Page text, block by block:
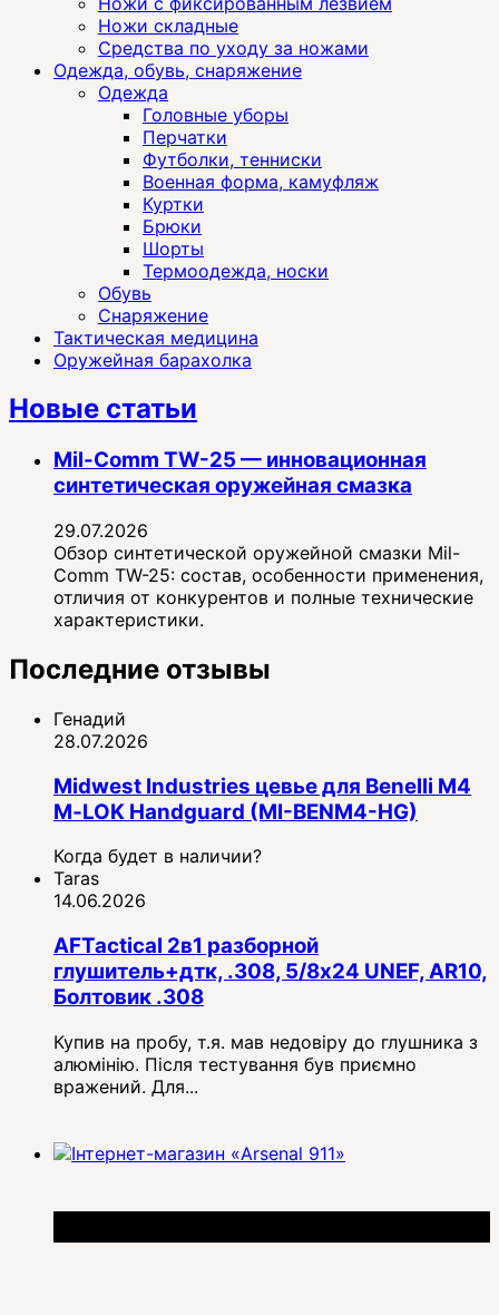
Ножи складные
Средства по уходу за ножами
Одежда, обувь, снаряжение
Одежда
Головные уборы
Перчатки
Футболки, тенниски
Военная форма, камуфляж
Куртки
Брюки
Шорты
Термоодежда, носки
Обувь
Снаряжение
Тактическая медицина
Оружейная барахолка
Новые статьи
Mil-Comm TW-25 — инновационная
синтетическая оружейная смазка
29.07.2026
Обзор синтетической оружейной смазки Mil-
Comm TW-25: состав, особенности применения,
отличия от конкурентов и полные технические
характеристики.
Последние отзывы
Генадий
28.07.2026
Midwest Industries цевье для Benelli M4
M‑LOK Handguard (MI-BENM4-HG)
Когда будет в наличии?
Taras
14.06.2026
AFTactical 2в1 разборной
глушитель+дтк, .308, 5/8x24 UNEF, AR10,
Болтовик .308
Купив на пробу, т.я. мав недовіру до глушника з
алюмінію. Після тестування був приємно
вражений. Для...